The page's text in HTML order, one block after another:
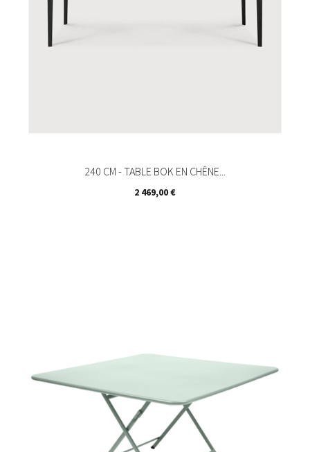
240 CM - TABLE BOK EN CHÊNE...
Prix
2 469,00 €